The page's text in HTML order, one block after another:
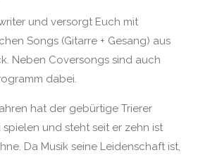
und versorgt Euch mit
Songs (Gitarre + Gesang) aus
Neben Coversongs sind auch
dabei.
hat der gebürtige Trierer
und steht seit er zehn ist
Da Musik seine Leidenschaft ist,